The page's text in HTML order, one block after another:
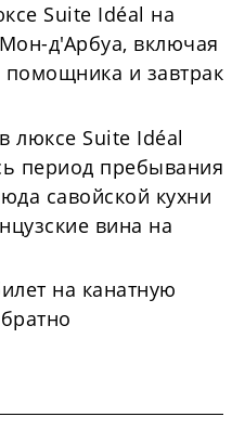
Suite Idéal на
д'Арбуа, включая
помощника и завтрак
люксе Suite Idéal
период пребывания
савойской кухни
вина на
на канатную